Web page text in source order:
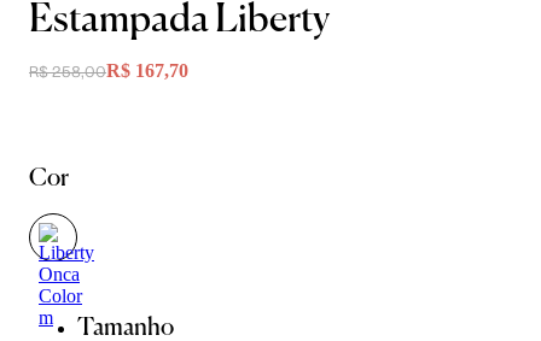
Estampada Liberty
R$ 258,00R$ 167,70
Cor
Tamanho